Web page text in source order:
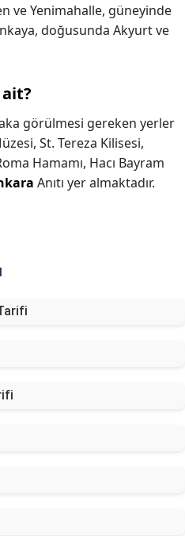
ve Yenimahalle, güneyinde
doğusunda Akyurt ve
görülmesi gereken yerler
St. Tereza Kilisesi,
Hamamı, Hacı Bayram
Anıtı yer almaktadır.